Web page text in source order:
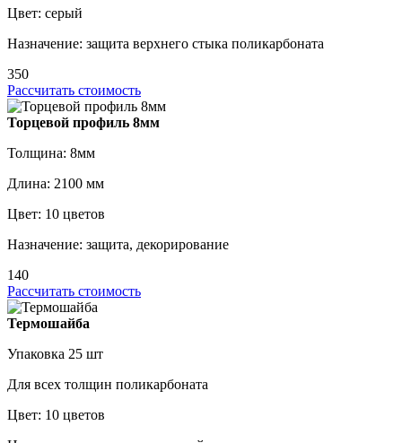
Цвет: серый
Назначение: защита верхнего стыка поликарбоната
350
Рассчитать стоимость
Торцевой профиль 8мм
Толщина: 8мм
Длина: 2100 мм
Цвет: 10 цветов
Назначение: защита, декорирование
140
Рассчитать стоимость
Термошайба
Упаковка 25 шт
Для всех толщин поликарбоната
Цвет: 10 цветов